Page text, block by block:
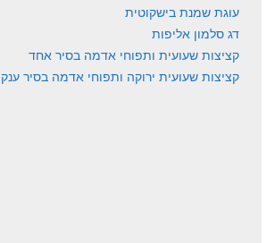
עוגת שמנת בישקוטית
דג סלמון אליפות
קציצות שעועית ותפוחי אדמה בסיר אחד
קציצות שעועית ירוקה ותפוחי אדמה בסיר ענק